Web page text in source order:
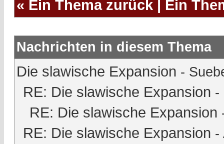
« Ein Thema zurück | Ein
Nachrichten in diesem Thema
Die slawische Expansion -
RE: Die slawische Expansion -
RE: Die slawische Expansion
RE: Die slawische Expansion -